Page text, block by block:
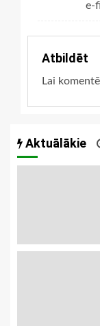
e-
Atbildēt
Lai
Aktuālākie